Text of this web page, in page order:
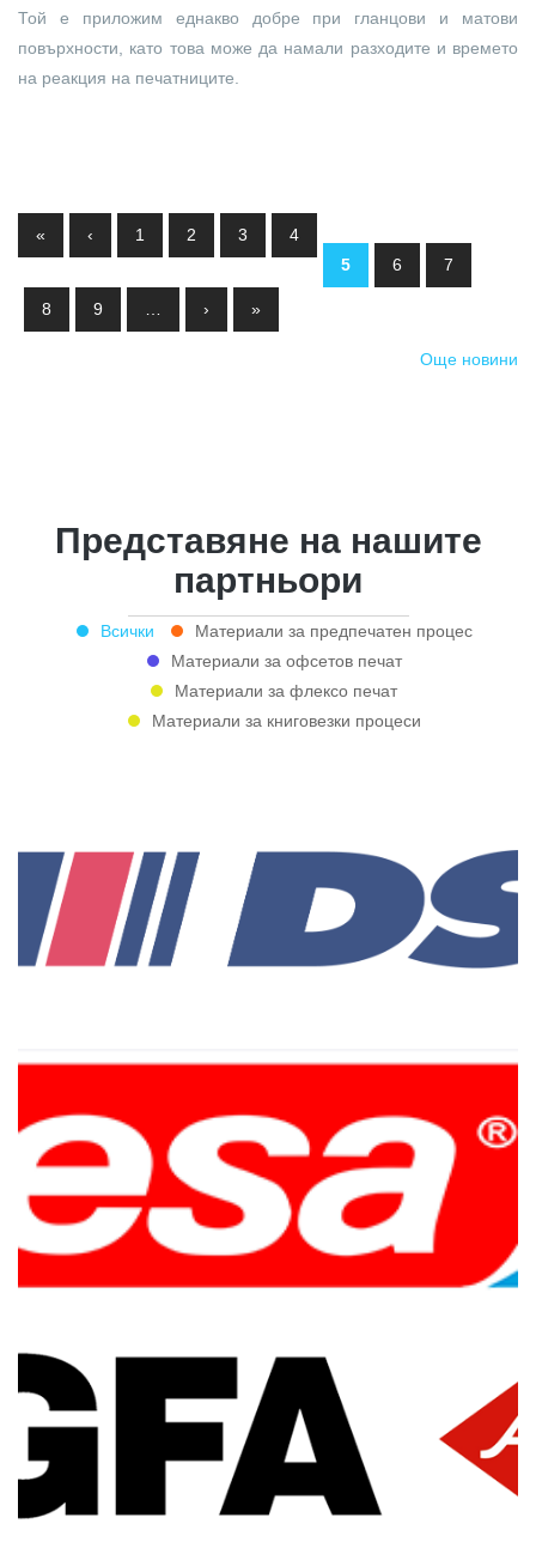
Той е приложим еднакво добре при гланцови и матови
повърхности, като това може да намали разходите и времето
на реакция на печатниците.
Pages
« ‹ 1 2 3
4
5
6 7
8 9 … › »
Още новини
Представяне на нашите
партньори
Всички
Материали за предпечатен процес
Материали за офсетов печат
Материали за флексо печат
Материали за книговезки процеси